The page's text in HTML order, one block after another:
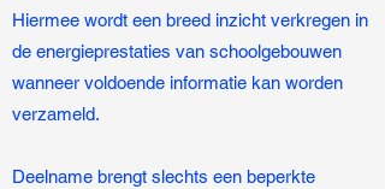
Hiermee wordt een breed inzicht verkregen in
de energieprestaties van schoolgebouwen
wanneer voldoende informatie kan worden
verzameld.
Deelname brengt slechts een beperkte